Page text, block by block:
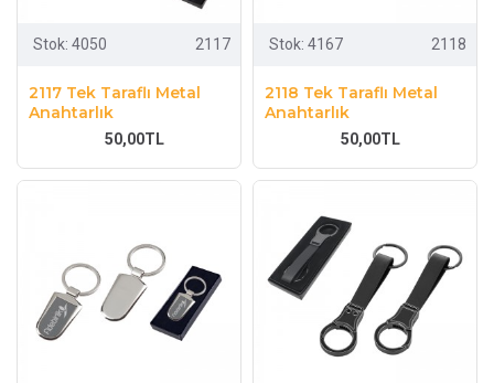
Stok: 4050 2117
2117 Tek Taraflı Metal
Anahtarlık
50,00TL
Stok: 4167 2118
2118 Tek Taraflı Metal
Anahtarlık
50,00TL